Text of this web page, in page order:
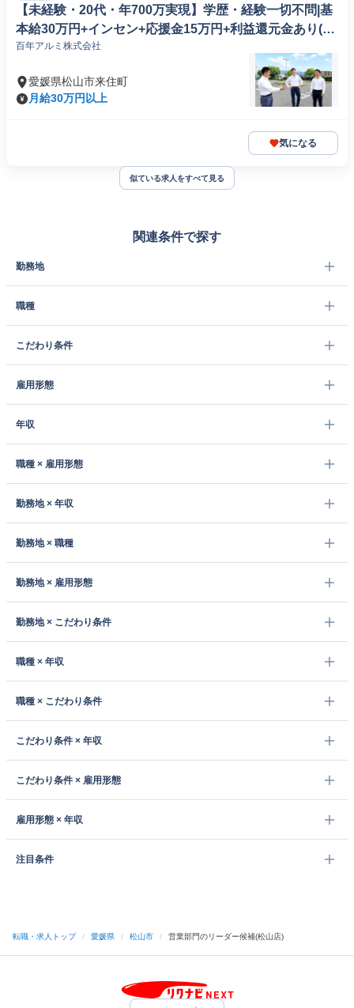
【未経験・20代・年700万実現】学歴・経験一切不問|基
本給30万円+インセン+応援金15万円+利益還元金あり(松
山)
百年アルミ株式会社
愛媛県松山市来住町
月給30万円以上
気になる
似ている求人をすべて見る
関連条件で探す
勤務地
職種
こだわり条件
雇用形態
年収
職種 × 雇用形態
勤務地 × 年収
勤務地 × 職種
勤務地 × 雇用形態
勤務地 × こだわり条件
職種 × 年収
職種 × こだわり条件
こだわり条件 × 年収
こだわり条件 × 雇用形態
雇用形態 × 年収
注目条件
転職・求人トップ / 愛媛県 / 松山市 / 営業部門のリーダー候補(松山店)